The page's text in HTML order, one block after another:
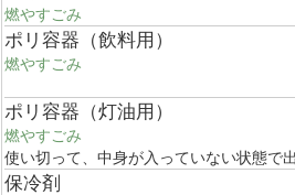
燃やすごみ
ポリ容器（飲料用）
燃やすごみ
ポリ容器（灯油用）
燃やすごみ
使い切って、中身が入っていない状態で
保冷剤